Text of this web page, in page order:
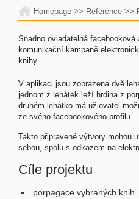
Homepage >> Reference >>
Snadno ovladatelná facebooková
komunikační kampaně
knihy.
V aplikaci jsou zobrazena dvě
jednom z lehátek leží hrdina z
druhém lehátko má užiovatel
ze svého facebookového profilu.
Takto připravené výtvory mohou
sebou, spolu s odkazem na
Cíle projektu
porpagace vybraných knih